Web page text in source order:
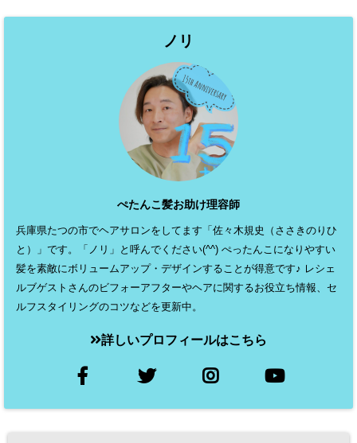
ノリ
ぺたんこ髪お助け理容師
兵庫県たつの市でヘアサロンをしてます「佐々木規史（ささきのりひ
と）」です。「ノリ」と呼んでください(^^) ぺったんこになりやすい
髪を素敵にボリュームアップ・デザインすることが得意です♪ レシェ
ルブゲストさんのビフォーアフターやヘアに関するお役立ち情報、セ
ルフスタイリングのコツなどを更新中。
詳しいプロフィールはこちら